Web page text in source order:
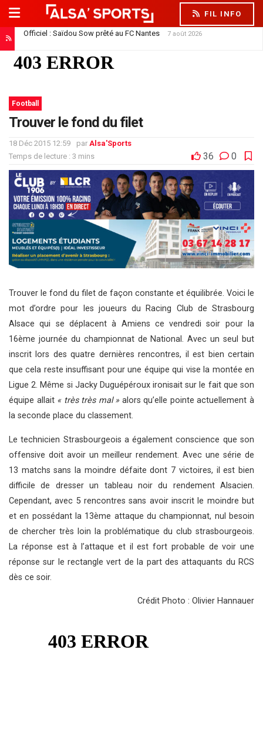
FIL INFO
Officiel : Saïdou Sow prêté au FC Nantes
7 août 2026
Le Racing offre son premier contrat pro à Trésor Kouablé
Football
Trouver le fond du filet
18 Déc 2015 12:59 par Alsa'Sports
Temps de lecture : 3 mins
36 0
Trouver le fond du filet de façon constante et équilibrée. Voici le
mot d’ordre pour les joueurs du Racing Club de Strasbourg
Alsace qui se déplacent à Amiens ce vendredi soir pour la
16ème journée du championnat de National. Avec un seul but
inscrit lors des quatre dernières rencontres, il est bien certain
que cela reste insuffisant pour une équipe qui vise la montée en
Ligue 2. Même si Jacky Duguépéroux ironisait sur le fait que son
équipe allait « très très mal » alors qu’elle pointe actuellement à
la seconde place du classement.
Le technicien Strasbourgeois a également conscience que son
offensive doit avoir un meilleur rendement. Avec une série de
13 matchs sans la moindre défaite dont 7 victoires, il est bien
difficile de dresser un tableau noir du rendement Alsacien.
Cependant, avec 5 rencontres sans avoir inscrit le moindre but
et en possédant la 13ème attaque du championnat, nul besoin
de chercher très loin la problématique du club strasbourgeois.
La réponse est à l’attaque et il est fort probable de voir une
réponse sur le rectangle vert de la part des attaquants du RCS
dès ce soir.
Crédit Photo : Olivier Hannauer